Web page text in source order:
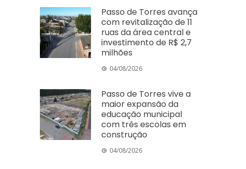
Passo de Torres avança
com revitalização de 11
ruas da área central e
investimento de R$ 2,7
milhões
04/08/2026
Passo de Torres vive a
maior expansão da
educação municipal
com três escolas em
construção
04/08/2026